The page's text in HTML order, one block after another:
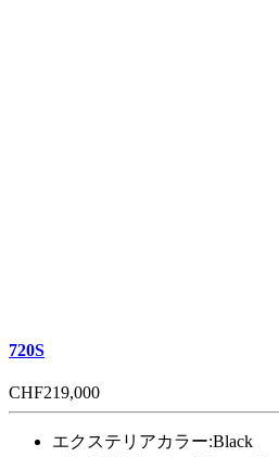
720S
CHF219,000
エクステリアカラー:Black